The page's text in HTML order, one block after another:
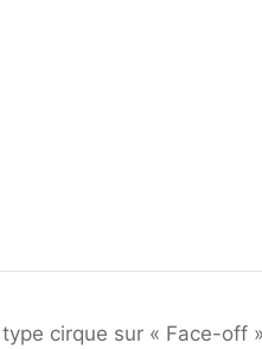
cirque sur « Face-off